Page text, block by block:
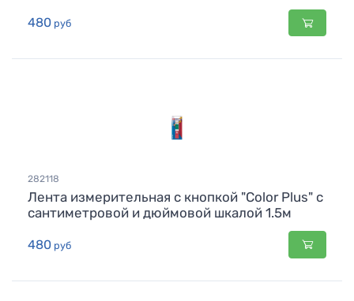
480 руб
282118
Лента измерительная с кнопкой "Color Plus" с
сантиметровой и дюймовой шкалой 1.5м
480 руб